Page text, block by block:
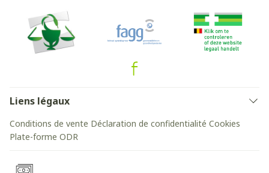
Liens légaux
Conditions de vente Déclaration de confidentialité Cookies
Plate-forme ODR